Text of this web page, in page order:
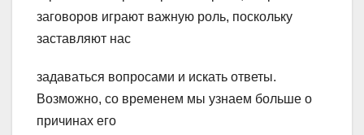
заговоров играют важную роль, поскольку
заставляют нас
задаваться вопросами и искать ответы.
Возможно, со временем мы узнаем больше о
причинах его